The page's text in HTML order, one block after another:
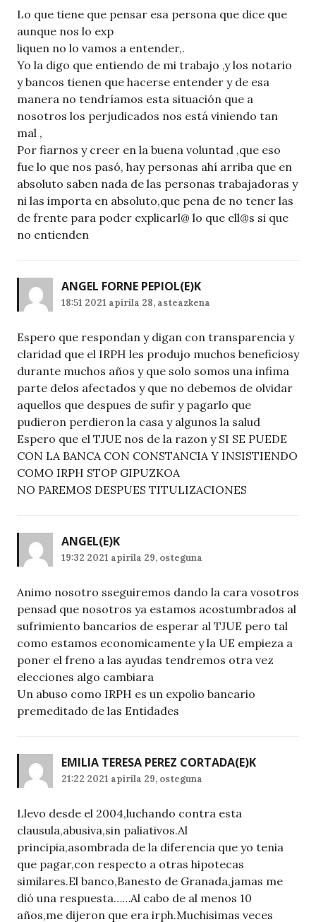
Lo que tiene que pensar esa persona que dice que
aunque nos lo exp
liquen no lo vamos a entender,.
Yo la digo que entiendo de mi trabajo ,y los notario
y bancos tienen que hacerse entender y de esa
manera no tendríamos esta situación que a
nosotros los perjudicados nos está viniendo tan
mal ,
Por fiarnos y creer en la buena voluntad ,que eso
fue lo que nos pasó, hay personas ahí arriba que en
absoluto saben nada de las personas trabajadoras y
ni las importa en absoluto,que pena de no tener las
de frente para poder explicarl@ lo que ell@s si que
no entienden
ANGEL FORNE PEPIOL(E)K
18:51 2021 apirila 28, asteazkena
Espero que respondan y digan con transparencia y
claridad que el IRPH les produjo muchos beneficiosy
durante muchos años y que solo somos una infima
parte delos afectados y que no debemos de olvidar
aquellos que despues de sufir y pagarlo que
pudieron perdieron la casa y algunos la salud
Espero que el TJUE nos de la razon y SI SE PUEDE
CON LA BANCA CON CONSTANCIA Y INSISTIENDO
COMO IRPH STOP GIPUZKOA
NO PAREMOS DESPUES TITULIZACIONES
ANGEL(E)K
19:32 2021 apirila 29, osteguna
Animo nosotro sseguiremos dando la cara vosotros
pensad que nosotros ya estamos acostumbrados al
sufrimiento bancarios de esperar al TJUE pero tal
como estamos economicamente y la UE empieza a
poner el freno a las ayudas tendremos otra vez
elecciones algo cambiara
Un abuso como IRPH es un expolio bancario
premeditado de las Entidades
EMILIA TERESA PEREZ CORTADA(E)K
21:22 2021 apirila 29, osteguna
Llevo desde el 2004,luchando contra esta
clausula,abusiva,sin paliativos.Al
principia,asombrada de la diferencia que yo tenia
que pagar,con respecto a otras hipotecas
similares.El banco,Banesto de Granada,jamas me
dió una respuesta……Al cabo de al menos 10
años,me dijeron que era irph.Muchisimas veces